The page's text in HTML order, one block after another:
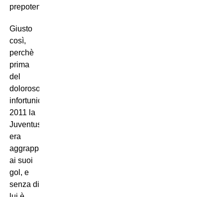
prepotenza.
Giusto
così,
perchè
prima
del
doloroso
infortunio
2011 la
Juventus
era
aggrappata
ai suoi
gol, e
senza di